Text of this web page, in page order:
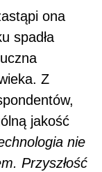
ona
spadła
Z
jakość
nie
Przyszłość